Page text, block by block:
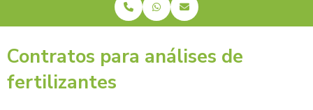
Contratos para análises de
fertilizantes